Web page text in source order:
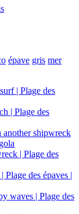
épave gris mer